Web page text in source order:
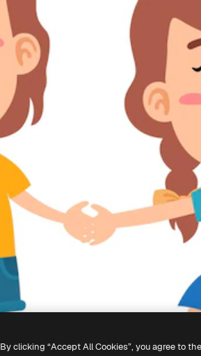
By clicking “Accept All Cookies”, you agree to